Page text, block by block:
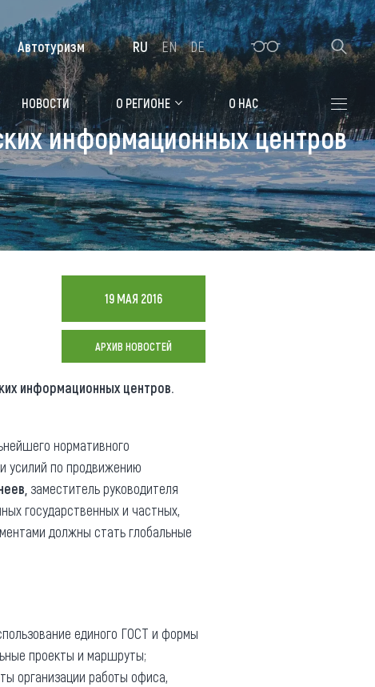
Алтайская зимовка
Где остановиться
Санатории
Гостиницы, отели
Коттеджи, базы
Сельские усадьбы
Мотели, придорожные отели
Коллекция впечатлений
Фотогалерея
НОВОСТИ О РЕГИОНЕ О НАС
Автотуризм RU EN DE
информационных центров
19 МАЯ 2016
АРХИВ НОВОСТЕЙ
информационных центров.
нормативного
усилий по продвижению
заместитель руководителя
государственных и частных,
должны стать глобальные
единого ГОСТ и формы
проекты и маршруты;
организации работы офиса,